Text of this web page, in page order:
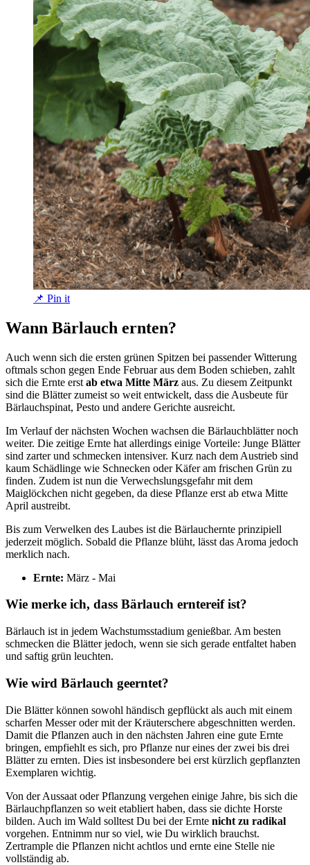
📌 Pin it
Wann Bärlauch ernten?
Auch wenn sich die ersten grünen Spitzen bei passender Witterung
oftmals schon gegen Ende Februar aus dem Boden schieben, zahlt
sich die Ernte erst ab etwa Mitte März aus. Zu diesem Zeitpunkt
sind die Blätter zumeist so weit entwickelt, dass die Ausbeute für
Bärlauchspinat, Pesto und andere Gerichte ausreicht.
Im Verlauf der nächsten Wochen wachsen die Bärlauchblätter noch
weiter. Die zeitige Ernte hat allerdings einige Vorteile: Junge Blätter
sind zarter und schmecken intensiver. Kurz nach dem Austrieb sind
kaum Schädlinge wie Schnecken oder Käfer am frischen Grün zu
finden. Zudem ist nun die Verwechslungsgefahr mit dem
Maiglöckchen nicht gegeben, da diese Pflanze erst ab etwa Mitte
April austreibt.
Bis zum Verwelken des Laubes ist die Bärlauchernte prinzipiell
jederzeit möglich. Sobald die Pflanze blüht, lässt das Aroma jedoch
merklich nach.
Ernte: März - Mai
Wie merke ich, dass Bärlauch erntereif ist?
Bärlauch ist in jedem Wachstumsstadium genießbar. Am besten
schmecken die Blätter jedoch, wenn sie sich gerade entfaltet haben
und saftig grün leuchten.
Wie wird Bärlauch geerntet?
Die Blätter können sowohl händisch gepflückt als auch mit einem
scharfen Messer oder mit der Kräuterschere abgeschnitten werden.
Damit die Pflanzen auch in den nächsten Jahren eine gute Ernte
bringen, empfiehlt es sich, pro Pflanze nur eines der zwei bis drei
Blätter zu ernten. Dies ist insbesondere bei erst kürzlich gepflanzten
Exemplaren wichtig.
Von der Aussaat oder Pflanzung vergehen einige Jahre, bis sich die
Bärlauchpflanzen so weit etabliert haben, dass sie dichte Horste
bilden. Auch im Wald solltest Du bei der Ernte nicht zu radikal
vorgehen. Entnimm nur so viel, wie Du wirklich brauchst.
Zertrample die Pflanzen nicht achtlos und ernte eine Stelle nie
vollständig ab.